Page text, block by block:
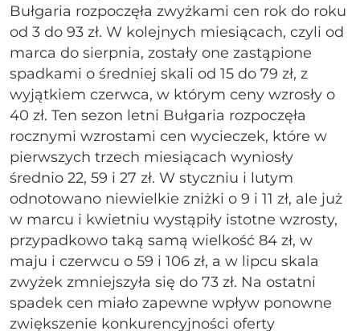
Bułgaria rozpoczęła zwyżkami cen rok do roku
od 3 do 93 zł. W kolejnych miesiącach, czyli od
marca do sierpnia, zostały one zastąpione
spadkami o średniej skali od 15 do 79 zł, z
wyjątkiem czerwca, w którym ceny wzrosły o
40 zł. Ten sezon letni Bułgaria rozpoczęła
rocznymi wzrostami cen wycieczek, które w
pierwszych trzech miesiącach wyniosły
średnio 22, 59 i 27 zł. W styczniu i lutym
odnotowano niewielkie zniżki o 9 i 11 zł, ale już
w marcu i kwietniu wystąpiły istotne wzrosty,
przypadkowo taką samą wielkość 84 zł, w
maju i czerwcu o 59 i 106 zł, a w lipcu skala
zwyżek zmniejszyła się do 73 zł. Na ostatni
spadek cen miało zapewne wpływ ponowne
zwiększenie konkurencyjności oferty